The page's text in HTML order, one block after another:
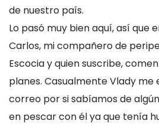
de nuestro país.
Lo pasó muy bien aquí, así que
Carlos, mi compañero de
Escocia y quien suscribe,
planes. Casualmente Vlady me
correo por si sabíamos de
en pescar con él ya que tenía